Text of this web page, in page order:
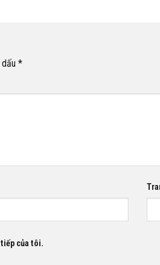
*
của tôi.